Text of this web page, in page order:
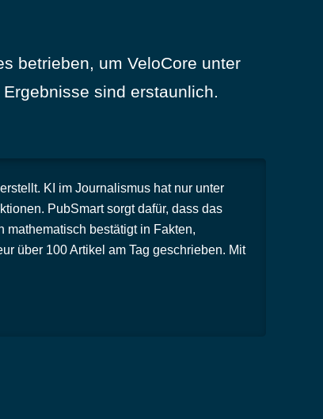
betrieben, um VeloCore unter
sind erstaunlich.
KI im Journalismus hat nur unter
PubSmart sorgt dafür, dass das
bestätigt in Fakten,
über 100 Artikel am Tag geschrieben. Mit